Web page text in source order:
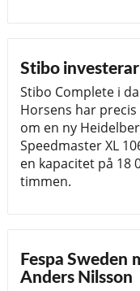
Stibo
Stibo Complete i
Horsens har
om en ny
Speedmaster XL
en kapacitet på 18
timmen.
Fespa Sweden
Anders Nilsson